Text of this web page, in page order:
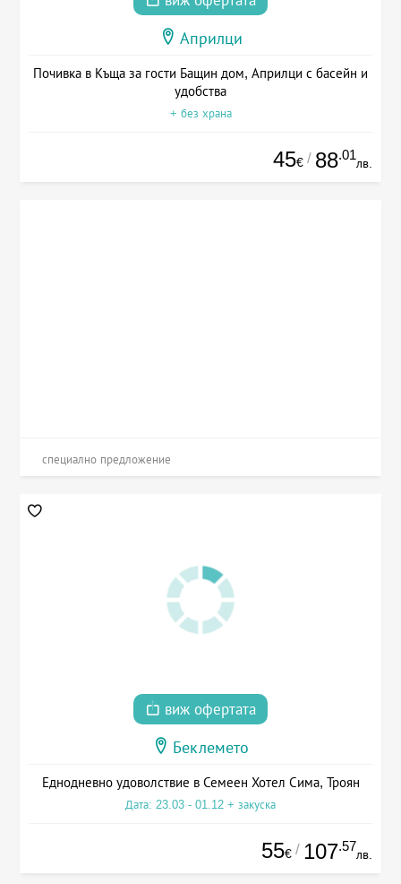
Априлци
Почивка в Къща за гости Бащин дом, Априлци с басейн и
удобства
+ без храна
45€ / 88.01
лв.
специално предложение
виж офертата
Беклемето
Еднодневно удоволствие в Семеен Хотел Сима, Троян
Дата: 23.03 - 01.12 + закуска
55€ / 107.57
лв.